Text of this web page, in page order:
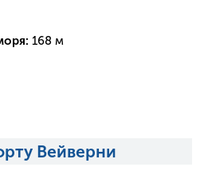
168 м
Вейверни